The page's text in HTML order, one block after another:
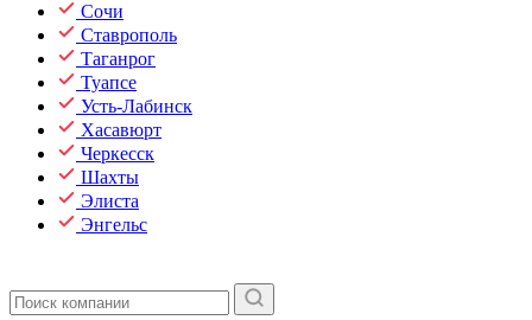
Сочи
Ставрополь
Таганрог
Туапсе
Усть-Лабинск
Хасавюрт
Черкесск
Шахты
Элиста
Энгельс